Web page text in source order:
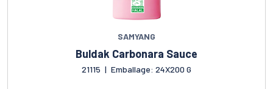
SAMYANG
Buldak Carbonara Sauce
21115 | Emballage: 24X200 G